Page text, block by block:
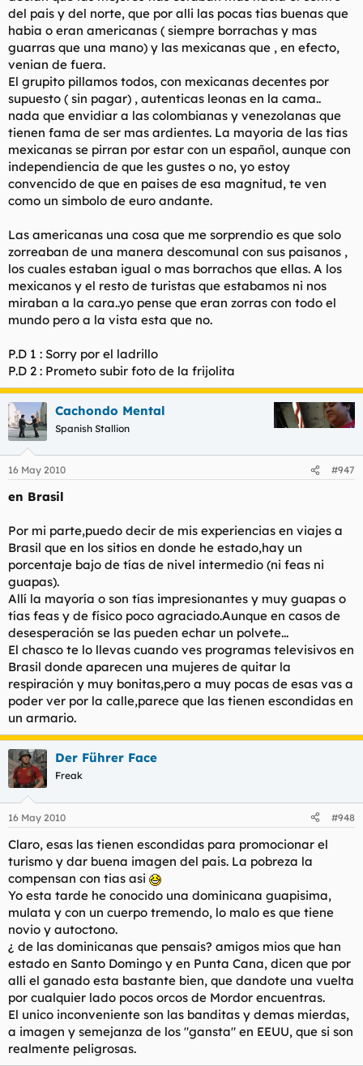
del pais y del norte, que por alli las pocas tias buenas que
habia o eran americanas ( siempre borrachas y mas
guarras que una mano) y las mexicanas que , en efecto,
venian de fuera.
El grupito pillamos todos, con mexicanas decentes por
supuesto ( sin pagar) , autenticas leonas en la cama..
nada que envidiar a las colombianas y venezolanas que
tienen fama de ser mas ardientes. La mayoria de las tias
mexicanas se pirran por estar con un español, aunque con
independiencia de que les gustes o no, yo estoy
convencido de que en paises de esa magnitud, te ven
como un simbolo de euro andante.
Las americanas una cosa que me sorprendio es que solo
zorreaban de una manera descomunal con sus paisanos ,
los cuales estaban igual o mas borrachos que ellas. A los
mexicanos y el resto de turistas que estabamos ni nos
miraban a la cara..yo pense que eran zorras con todo el
mundo pero a la vista esta que no.
P.D 1 : Sorry por el ladrillo
P.D 2 : Prometo subir foto de la frijolita
Cachondo Mental
Spanish Stallion
16 May 2010 #947
en Brasil
Por mi parte,puedo decir de mis experiencias en viajes a
Brasil que en los sitios en donde he estado,hay un
porcentaje bajo de tías de nivel intermedio (ni feas ni
guapas).
Allí la mayoría o son tías impresionantes y muy guapas o
tías feas y de físico poco agraciado.Aunque en casos de
desesperación se las pueden echar un polvete...
El chasco te lo llevas cuando ves programas televisivos en
Brasil donde aparecen una mujeres de quitar la
respiración y muy bonitas,pero a muy pocas de esas vas a
poder ver por la calle,parece que las tienen escondidas en
un armario.
Der Führer Face
Freak
16 May 2010 #948
Claro, esas las tienen escondidas para promocionar el
turismo y dar buena imagen del pais. La pobreza la
compensan con tias asi
Yo esta tarde he conocido una dominicana guapisima,
mulata y con un cuerpo tremendo, lo malo es que tiene
novio y autoctono.
¿ de las dominicanas que pensais? amigos mios que han
estado en Santo Domingo y en Punta Cana, dicen que por
alli el ganado esta bastante bien, que dandote una vuelta
por cualquier lado pocos orcos de Mordor encuentras.
El unico inconveniente son las banditas y demas mierdas,
a imagen y semejanza de los "gansta" en EEUU, que si son
realmente peligrosas.